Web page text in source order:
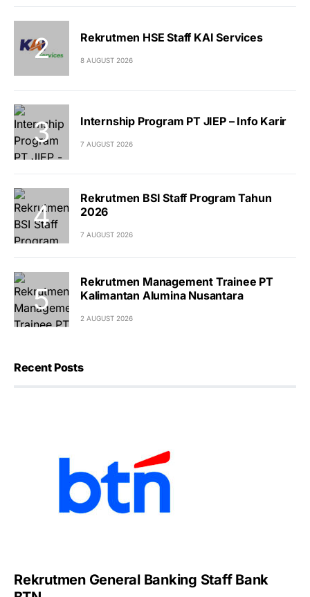
Rekrutmen HSE Staff KAI Services
8 AUGUST 2026
Internship Program PT JIEP – Info Karir
7 AUGUST 2026
Rekrutmen BSI Staff Program Tahun
2026
7 AUGUST 2026
Rekrutmen Management Trainee PT
Kalimantan Alumina Nusantara
2 AUGUST 2026
Recent Posts
Rekrutmen General Banking Staff Bank